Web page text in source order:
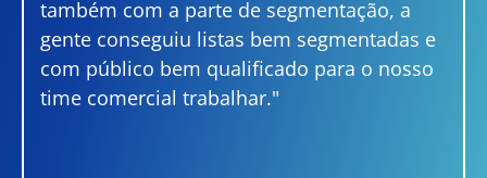
também com a parte de segmentação, a
gente conseguiu listas bem segmentadas e
com público bem qualificado para o nosso
time comercial trabalhar."